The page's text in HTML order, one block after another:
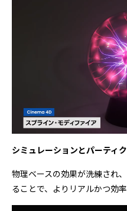
シミュレーションとパーティ
物理ベースの効果が洗練され
ることで、よりリアルかつ効